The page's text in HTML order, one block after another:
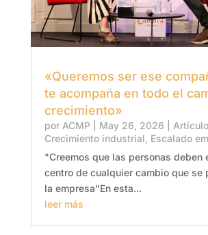
«Queremos ser ese
te acompaña en todo el
crecimiento»
por ACMP| May 26, 2026 Artículo
Crecimiento industrial Escalado
"Creemos que las personas deben
centro de cualquier cambio que se
la empresa"En esta...
leer más